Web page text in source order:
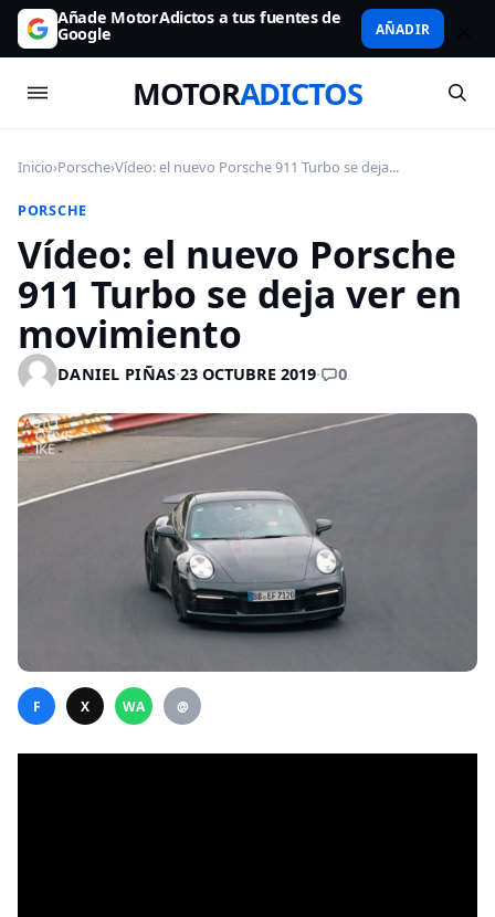
Añade MotorAdictos a tus fuentes de
Google AÑADIR
MOTORADICTOS
Inicio›Porsche›Vídeo: el nuevo Porsche 911 Turbo se deja...
PORSCHE
Vídeo: el nuevo Porsche
911 Turbo se deja ver en
movimiento
DANIEL PIÑAS·23 OCTUBRE 2019· 0
F X WA @